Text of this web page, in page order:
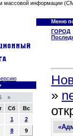
массовой информации
Меню
ГОРОД
»
Сб
Вс
1
2
8
9
»